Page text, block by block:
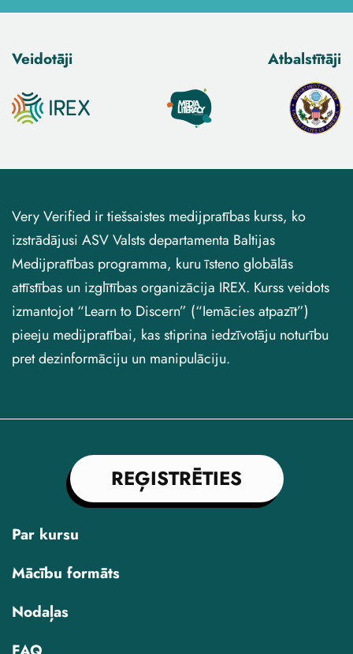
Veidotāji Atbalstītāji
Very Verified ir tiešsaistes medijpratības kurss, ko
izstrādājusi ASV Valsts departamenta Baltijas
Medijpratības programma, kuru īsteno globālās
attīstības un izglītības organizācija IREX. Kurss veidots
izmantojot “Learn to Discern” (“Iemācies atpazīt”)
pieeju medijpratībai, kas stiprina iedzīvotāju noturību
pret dezinformāciju un manipulāciju.
REĢISTRĒTIES
Par kursu
Mācību formāts
Nodaļas